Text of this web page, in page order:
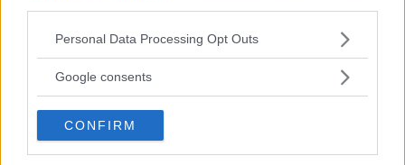
Please note that this website/app uses one or more Google
not limited to your visit or usage behaviour. You may click to
use your data for below specified purposes in below Google
consent section.
Personal Data Processing Opt Outs
Google consents
CONFIRM
Hur är det med dieselmotorer då? Några
nyheter eller är det slut med diesel i
Qashqai?
– Nejdå, efter årsskiftet kommer det en ny
dieselmotor på 1,7 liter, och 150 hästkrafter.
Den motorn kan kombineras med fyrhjulsdrift
men inte med den nya sjuväxlade